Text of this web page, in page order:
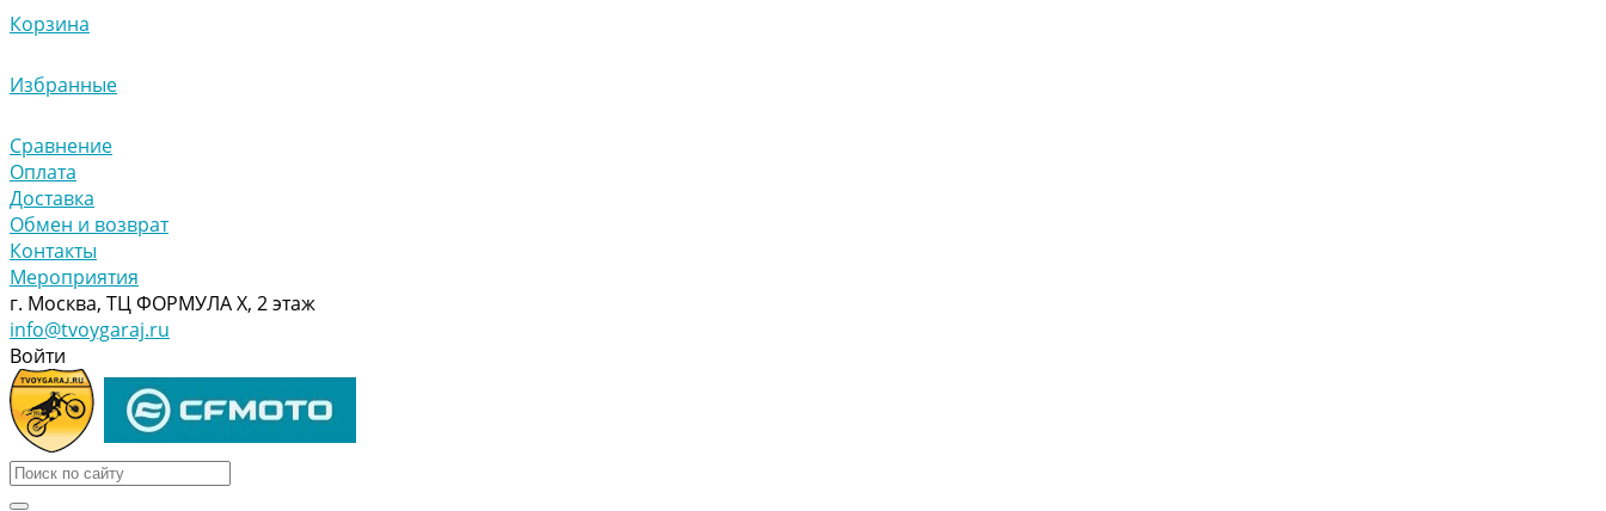
Корзина
Избранные
Сравнение
Оплата
Доставка
Обмен и возврат
Контакты
Мероприятия
г. Москва, ТЦ ФОРМУЛА Х, 2 этаж
info@tvoygaraj.ru
Войти